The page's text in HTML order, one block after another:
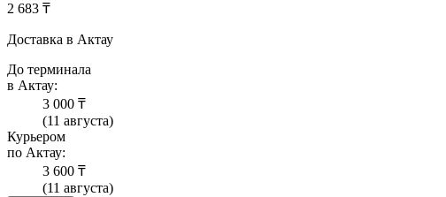
2 683 ₸
Доставка в Актау
До терминала
в Актау:
3 000 ₸
(11 августа)
Курьером
по Актау:
3 600 ₸
(11 августа)